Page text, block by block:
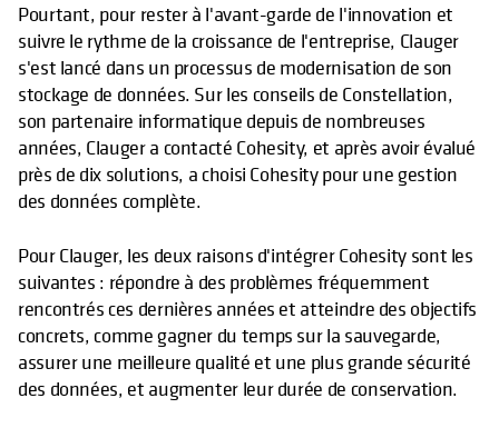
Pourtant, pour rester à l'avant-garde de l'innovation et
suivre le rythme de la croissance de l'entreprise, Clauger
s'est lancé dans un processus de modernisation de son
stockage de données. Sur les conseils de Constellation,
son partenaire informatique depuis de nombreuses
années, Clauger a contacté Cohesity, et après avoir évalué
près de dix solutions, a choisi Cohesity pour une gestion
des données complète.
Pour Clauger, les deux raisons d'intégrer Cohesity sont les
suivantes : répondre à des problèmes fréquemment
rencontrés ces dernières années et atteindre des objectifs
concrets, comme gagner du temps sur la sauvegarde,
assurer une meilleure qualité et une plus grande sécurité
des données, et augmenter leur durée de conservation.